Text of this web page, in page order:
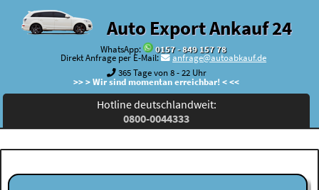
Auto Export Ankauf 24
WhatsApp:
0157 - 849 157 78
Direkt Anfrage per E-Mail:
anfrage@autoabkauf.de
365 Tage von 8 - 22 Uhr
>> > Wir sind momentan erreichbar! < <<
Hotline deutschlandweit:
0800-0044333